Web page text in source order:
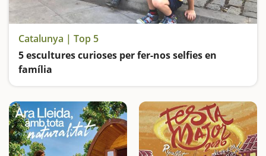
Catalunya | Top 5
5 escultures curioses per fer-nos selfies en
família